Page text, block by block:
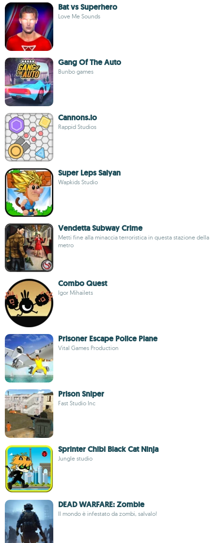
Bat vs Superhero
Love Me Sounds
Gang Of The Auto
Bunbo games
Cannons.io
Rappid Studios
Super Leps Saiyan
Wapkids Studio
Vendetta Subway Crime
Metti fine alla minaccia terroristica in questa stazione della
metro
Combo Quest
Igor Mihailets
Prisoner Escape Police Plane
Vital Games Production
Prison Sniper
Fast Studio Inc
Sprinter Chibi Black Cat Ninja
Jungle studio
DEAD WARFARE: Zombie
Il mondo è infestato da zombi, salvalo!